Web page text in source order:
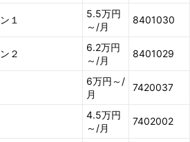
１
5.5万円
～/月
8401030
２
6.2万円
～/月
8401029
6万円～/
月
7420037
4.5万円
～/月
7402002